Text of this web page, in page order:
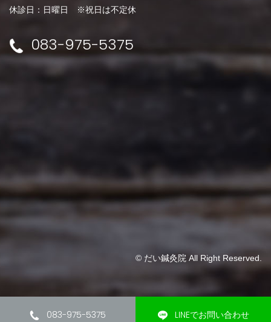
083-975-5375 LINEでお問い合わせ
休診日：日曜日 ※祝日は不定休
083-975-5375
© だい鍼灸院 All Right Reserved.